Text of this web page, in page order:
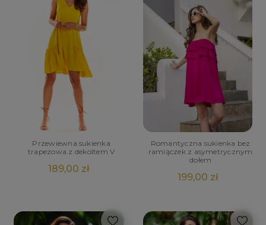
Przewiewna sukienka
trapezowa z dekoltem V
189,00 zł
Romantyczna sukienka bez
ramiączek z asymetrycznym
dołem
199,00 zł